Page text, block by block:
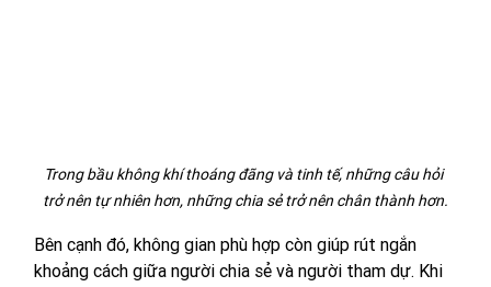
Trong bầu không khí thoáng đãng và tinh tế, những câu hỏi
trở nên tự nhiên hơn, những chia sẻ trở nên chân thành hơn.
Bên cạnh đó, không gian phù hợp còn giúp rút ngắn
khoảng cách giữa người chia sẻ và người tham dự. Khi